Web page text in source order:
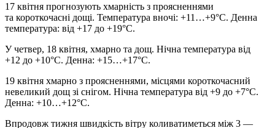
17 квітня прогнозують хмарність з проясненнями
та короткочасні дощі. Температура вночі: +11…+9°C. Денна
температура: від +17 до +19°C.
У четвер, 18 квітня, хмарно та дощ. Нічна температура від
+12 до +10°C. Денна: +15…+17°C.
19 квітня хмарно з проясненнями, місцями короткочасний
невеликий дощ зі снігом. Нічна температура від +9 до +7°C.
Денна: +10…+12°C.
Впродовж тижня швидкість вітру коливатиметься між 3 —